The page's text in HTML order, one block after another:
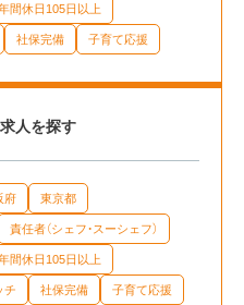
間休日105日以上
社保完備 子育て応援
人を探す
府 東京都
責任者（シェフ・スーシェフ）
間休日105日以上
チ 社保完備 子育て応援